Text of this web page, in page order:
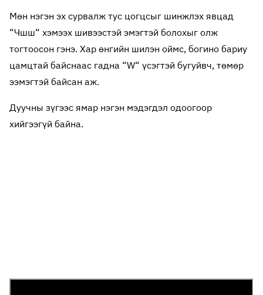
Мөн нэгэн эх сурвалж тус цогцсыг шинжлэх явцад
“Чшш“ хэмээх шивээстэй эмэгтэй болохыг олж
тогтоосон гэнэ. Хар өнгийн шилэн оймс, богино бариу
цамцтай байснаас гадна “W“ үсэгтэй бугуйвч, төмөр
ээмэгтэй байсан аж.
Дуучны зүгээс ямар нэгэн мэдэгдэл одоогоор
хийгээгүй байна.